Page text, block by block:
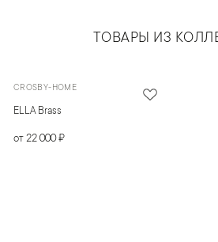
ТОВАРЫ ИЗ
CROSBY-HOME
ELLA Brass
от 22 000 ₽